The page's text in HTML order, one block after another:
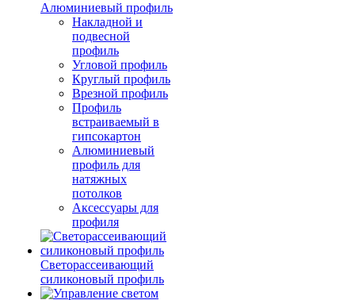
Алюминиевый профиль
Накладной и
подвесной
профиль
Угловой профиль
Круглый профиль
Врезной профиль
Профиль
встраиваемый в
гипсокартон
Алюминиевый
профиль для
натяжных
потолков
Аксессуары для
профиля
Светорассеивающий
силиконовый профиль